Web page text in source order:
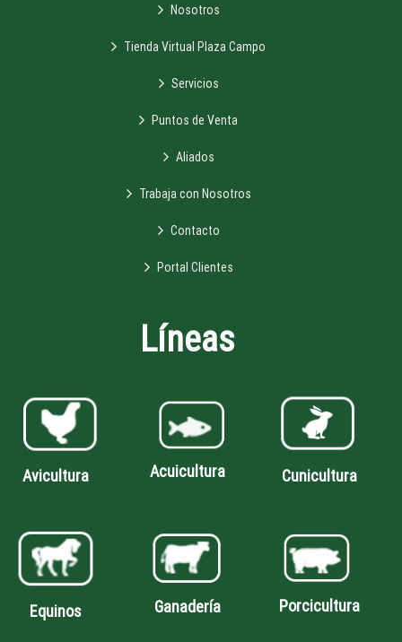
Nosotros
Tienda Virtual Plaza Campo
Servicios
Puntos de Venta
Aliados
Trabaja con Nosotros
Contacto
Portal Clientes
Líneas
Avicultura Acuicultura Cunicultura
Equinos Ganadería Porcicultura